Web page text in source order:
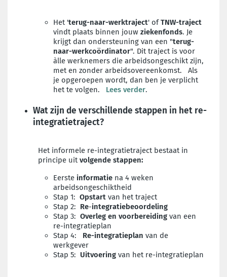
Het 'terug-naar-werktraject' ofTNW-traject
vindt plaats binnen jouw ziekenfonds. Je
krijgt dan ondersteuning van een "terug-
naar-werkcoördinator". Dit traject is voor
àlle werknemers die arbeidsongeschikt zijn,
met en zonder arbeidsovereenkomst. Als
je opgeroepen wordt, dan ben je verplicht
het te volgen. Lees verder.
Wat zijn de verschillende stappen in het re-
integratietraject?
Het informele re-integratietraject bestaat in
principe uit volgende stappen:
Eerste informatie na 4 weken
arbeidsongeschiktheid
Stap 1: Opstart van het traject
Stap 2: Re-integratiebeoordeling
Stap 3: Overleg en voorbereiding van een
re-integratieplan
Stap 4:
Re-integratieplan van de
werkgever
Stap 5: Uitvoering van het re-integratieplan